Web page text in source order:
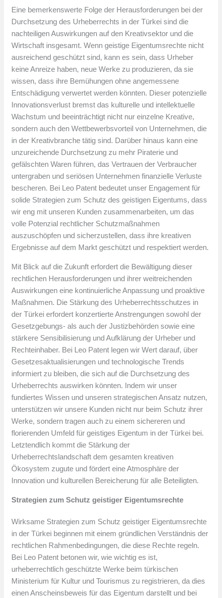
Eine bemerkenswerte Folge der Herausforderungen bei der
Durchsetzung des Urheberrechts in der Türkei sind die
nachteiligen Auswirkungen auf den Kreativsektor und die
Wirtschaft insgesamt. Wenn geistige Eigentumsrechte nicht
ausreichend geschützt sind, kann es sein, dass Urheber
keine Anreize haben, neue Werke zu produzieren, da sie
wissen, dass ihre Bemühungen ohne angemessene
Entschädigung verwertet werden könnten. Dieser potenzielle
Innovationsverlust bremst das kulturelle und intellektuelle
Wachstum und beeinträchtigt nicht nur einzelne Kreative,
sondern auch den Wettbewerbsvorteil von Unternehmen, die
in der Kreativbranche tätig sind. Darüber hinaus kann eine
unzureichende Durchsetzung zu mehr Piraterie und
gefälschten Waren führen, das Vertrauen der Verbraucher
untergraben und seriösen Unternehmen finanzielle Verluste
bescheren. Bei Leo Patent bedeutet unser Engagement für
solide Strategien zum Schutz des geistigen Eigentums, dass
wir eng mit unseren Kunden zusammenarbeiten, um das
volle Potenzial rechtlicher Schutzmaßnahmen
auszuschöpfen und sicherzustellen, dass ihre kreativen
Ergebnisse auf dem Markt geschützt und respektiert werden.
Mit Blick auf die Zukunft erfordert die Bewältigung dieser
rechtlichen Herausforderungen und ihrer weitreichenden
Auswirkungen eine kontinuierliche Anpassung und proaktive
Maßnahmen. Die Stärkung des Urheberrechtsschutzes in
der Türkei erfordert konzertierte Anstrengungen sowohl der
Gesetzgebungs- als auch der Justizbehörden sowie eine
stärkere Sensibilisierung und Aufklärung der Urheber und
Rechteinhaber. Bei Leo Patent legen wir Wert darauf, über
Gesetzesaktualisierungen und technologische Trends
informiert zu bleiben, die sich auf die Durchsetzung des
Urheberrechts auswirken könnten. Indem wir unser
fundiertes Wissen und unseren strategischen Ansatz nutzen,
unterstützen wir unsere Kunden nicht nur beim Schutz ihrer
Werke, sondern tragen auch zu einem sichereren und
florierenden Umfeld für geistiges Eigentum in der Türkei bei.
Letztendlich kommt die Stärkung der
Urheberrechtslandschaft dem gesamten kreativen
Ökosystem zugute und fördert eine Atmosphäre der
Innovation und kulturellen Bereicherung für alle Beteiligten.
Strategien zum Schutz geistiger Eigentumsrechte
Wirksame Strategien zum Schutz geistiger Eigentumsrechte
in der Türkei beginnen mit einem gründlichen Verständnis der
rechtlichen Rahmenbedingungen, die diese Rechte regeln.
Bei Leo Patent betonen wir, wie wichtig es ist,
urheberrechtlich geschützte Werke beim türkischen
Ministerium für Kultur und Tourismus zu registrieren, da dies
einen Anscheinsbeweis für das Eigentum darstellt und bei